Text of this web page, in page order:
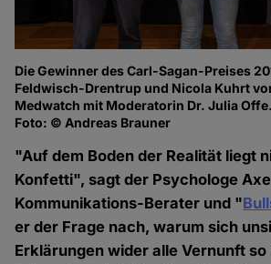
Die Gewinner des Carl-Sagan-Preises
Feldwisch-Drentrup und Nicola Kuhrt
Medwatch mit Moderatorin Dr. Julia
Foto: © Andreas Brauner
"Auf dem Boden der Realität liegt
Konfetti", sagt der Psychologe
Kommunikations-Berater und "
er der Frage nach, warum sich
Erklärungen wider alle Vernunft